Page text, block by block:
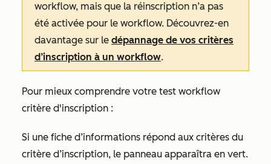
workflow, mais que la réinscription n’a pas
été activée pour le workflow. Découvrez-en
davantage sur le dépannage de vos critères
d’inscription à un workflow.
Pour mieux comprendre votre test workflow
critère d'inscription :
Si une fiche d’informations répond aux critères du
critère d’inscription, le panneau apparaîtra en vert.